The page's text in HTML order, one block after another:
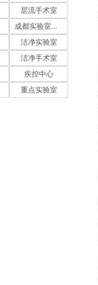
层流手术室
成都实验室设计
洁净实验室
洁净手术室
疾控中心
重点实验室